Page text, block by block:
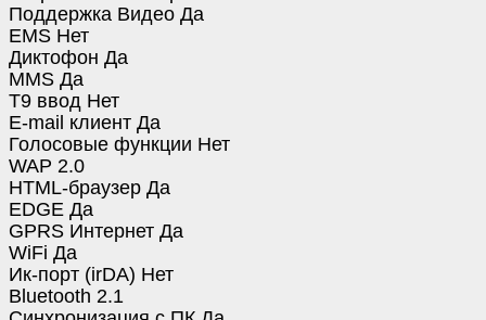
Поддержка Видео Да
EMS Нет
Диктофон Да
MMS Да
T9 ввод Нет
E-mail клиент Да
Голосовые функции Нет
WAP 2.0
HTML-браузер Да
EDGE Да
GPRS Интернет Да
WiFi Да
Ик-порт (irDA) Нет
Bluetooth 2.1